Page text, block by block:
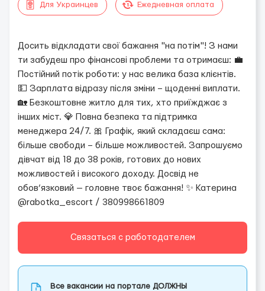
Для Украинцев Ежедневная оплата
Досить відкладати свої бажання "на потім"! З нами
ти забудеш про фінансові проблеми та отримаєш: 💼
Постійний потік роботи: у нас велика база клієнтів.
💵 Зарплата відразу після зміни – щоденні виплати.
🏡 Безкоштовне житло для тих, хто приїжджає з
інших міст. 💎 Повна безпека та підтримка
менеджера 24/7. 🎀 Графік, який складаєш сама:
більше свободи – більше можливостей. Запрошуємо
дівчат від 18 до 38 років, готових до нових
можливостей і високого доходу. Досвід не
обов’язковий — головне твоє бажання! ✨ Катерина
@rabotka_escort / 380998661809
Связаться с работодателем
Все вакансии на портале ДОЛЖНЫ